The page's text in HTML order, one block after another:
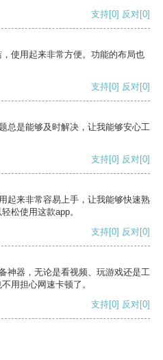
支持[0] 反对[0]
使用起来非常方便。功能的布局也
支持[0] 反对[0]
总是能够及时解决，让我能够安心工
支持[0] 反对[0]
起来非常容易上手，让我能够快速熟
松使用这款app。
支持[0] 反对[0]
神器，无论是看视频、玩游戏还是工
用担心网速卡顿了。
支持[0] 反对[0]